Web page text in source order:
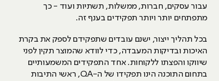
עבור עסקים, חברות, ממשלות, תשתיות ועוד - כך
מתפתחים יותר ויותר תפקידים בענף זה.
בכל תהליך ייצור, ישנם עובדים שתפקידם לספק את בקרת
האיכות ובדיקות המעבדה, כדי לוודא שהמוצר תקין לפני
שיווקו והפצתו ללקוחות. אחד התפקידים המשמעותיים
בתחום התוכנה הינו תפקידו של ה-QA, ראשי התיבות